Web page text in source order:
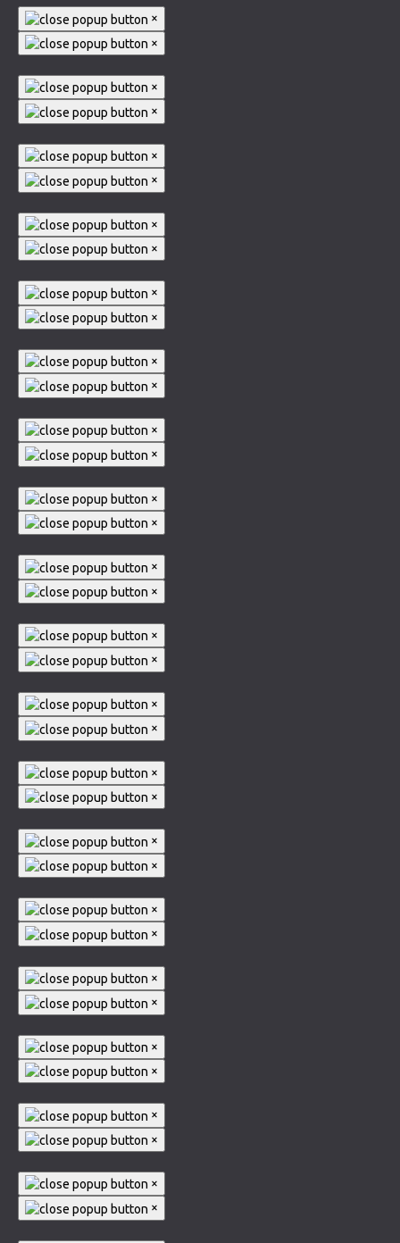
×
×
×
×
×
×
×
×
×
×
×
×
×
×
×
×
×
×
×
×
×
×
×
×
×
×
×
×
×
×
×
×
×
×
×
×